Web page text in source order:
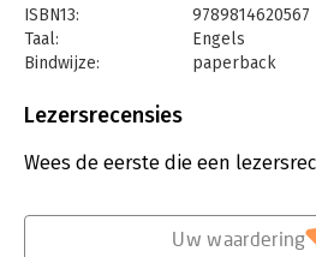
ISBN13:
9789814620567
Taal:
Engels
Bindwijze:
paperback
Uitgever:
Lezersrecensies
Wees de eerste die een
Uw waardering